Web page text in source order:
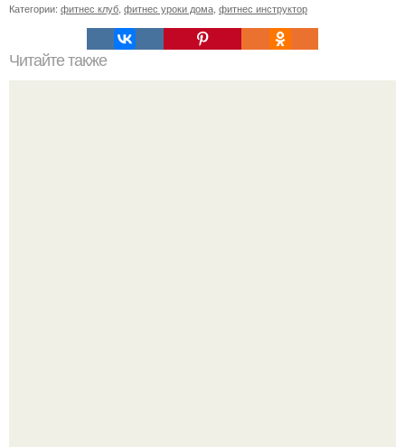
Категории: фитнес клуб фитнес уроки дома фитнес инструктор
Читайте также